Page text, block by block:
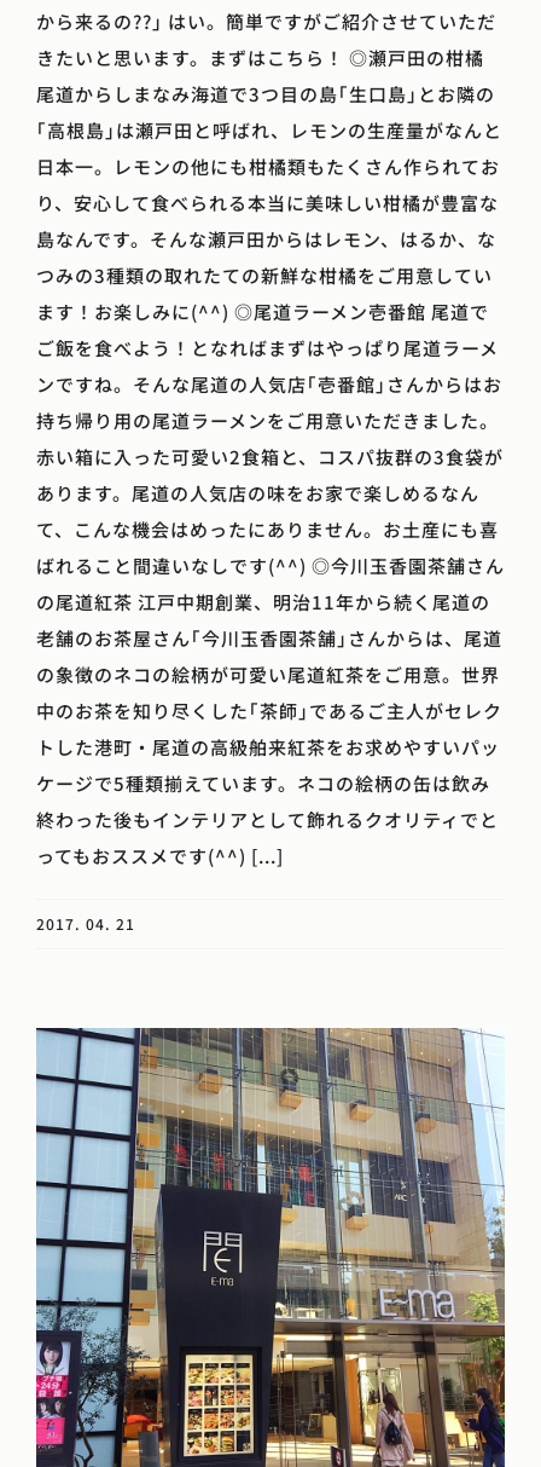
から来るの??｣ はい。簡単ですがご紹介させていただ
きたいと思います。まずはこちら！ ◎瀬戸田の柑橘
尾道からしまなみ海道で3つ目の島｢生口島｣とお隣の
｢高根島｣は瀬戸田と呼ばれ、レモンの生産量がなんと
日本一。レモンの他にも柑橘類もたくさん作られてお
り、安心して食べられる本当に美味しい柑橘が豊富な
島なんです。そんな瀬戸田からはレモン、はるか、な
つみの3種類の取れたての新鮮な柑橘をご用意してい
ます！お楽しみに(^^) ◎尾道ラーメン壱番館 尾道で
ご飯を食べよう！となればまずはやっぱり尾道ラーメ
ンですね。そんな尾道の人気店｢壱番館｣さんからはお
持ち帰り用の尾道ラーメンをご用意いただきました。
赤い箱に入った可愛い2食箱と、コスパ抜群の3食袋が
あります。尾道の人気店の味をお家で楽しめるなん
て、こんな機会はめったにありません。お土産にも喜
ばれること間違いなしです(^^) ◎今川玉香園茶舗さん
の尾道紅茶 江戸中期創業、明治11年から続く尾道の
老舗のお茶屋さん｢今川玉香園茶舗｣さんからは、尾道
の象徴のネコの絵柄が可愛い尾道紅茶をご用意。世界
中のお茶を知り尽くした｢茶師｣であるご主人がセレク
トした港町・尾道の高級舶来紅茶をお求めやすいパッ
ケージで5種類揃えています。ネコの絵柄の缶は飲み
終わった後もインテリアとして飾れるクオリティでと
ってもおススメです(^^) [...]
2017. 04. 21